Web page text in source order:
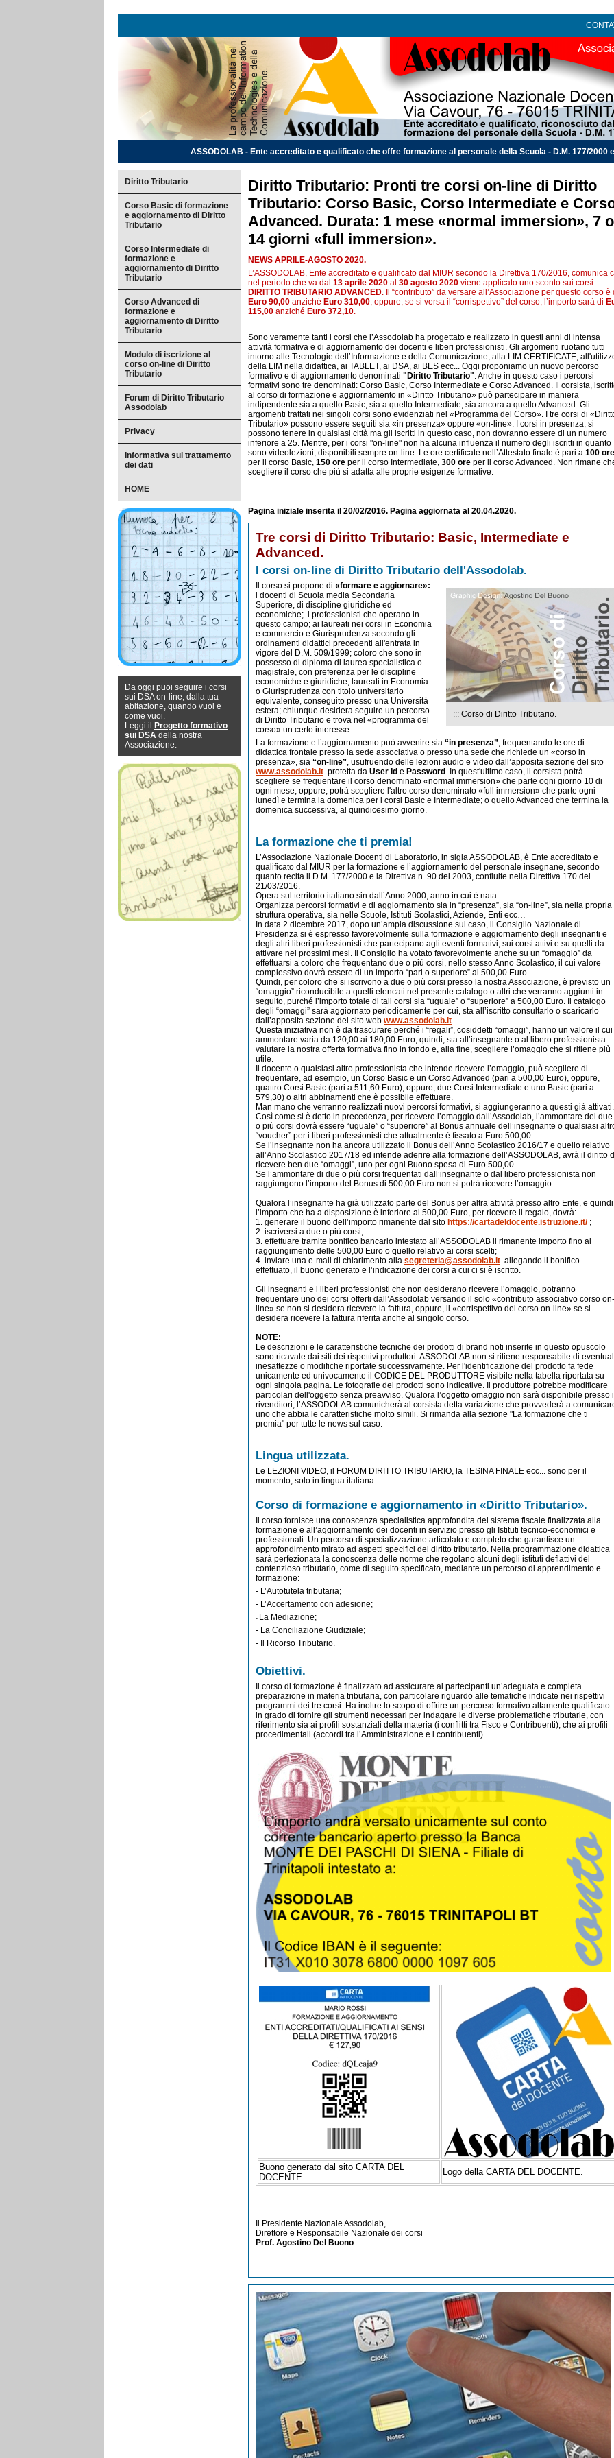
ASSODOLAB - Ente accreditato e qualificato che offre formazione al personale della Scuola - D.M. 177/2000
Diritto Tributario
Corso Basic di formazione
e aggiornamento di Diritto
Tributario
Corso Intermediate di
formazione e
aggiornamento di Diritto
Tributario
Corso Advanced di
formazione e
aggiornamento di Diritto
Tributario
Modulo di iscrizione al
corso on-line di Diritto
Tributario
Forum di Diritto Tributario
Assodolab
Privacy
Informativa sul trattamento
dei dati
HOME
Da oggi puoi seguire i corsi
sui DSA on-line, dalla tua
abitazione, quando vuoi e
come vuoi.
Leggi il
Progetto formativo
sui DSA della nostra
Associazione.
Diritto Tributario: Pronti tre corsi on-line di Diritto
Tributario: Corso Basic, Corso Intermediate e
Advanced. Durata: 1 mese «normal immersion», 7 o
14 giorni «full immersion».
NEWS APRILE-AGOSTO 2020.
L’ASSODOLAB, Ente accreditato e qualificato dal MIUR secondo la Direttiva 170/2016, comunica
nel periodo che va dal 13 aprile 2020 al 30 agosto 2020 viene applicato uno sconto sui corsi
DIRITTO TRIBUTARIO ADVANCED. Il “contributo” da versare all’Associazione per questo corso è
Euro 90,00 anziché Euro 310,00, oppure, se si versa il “corrispettivo” del corso, l’importo sarà di
115,00 anziché Euro 372,10.
Sono veramente tanti i corsi che l’Assodolab ha progettato e realizzato in questi anni di intensa
attività formativa e di aggiornamento dei docenti e liberi professionisti. Gli argomenti ruotano tutti
intorno alle Tecnologie dell’Informazione e della Comunicazione, alla LIM CERTIFICATE,
della LIM nella didattica, ai TABLET, ai DSA, ai BES ecc... Oggi proponiamo un nuovo percorso
formativo e di aggiornamento denominati "Diritto Tributario": Anche in questo caso i percorsi
formativi sono tre denominati: Corso Basic, Corso Intermediate e Corso Advanced. Il corsista,
al corso di formazione e aggiornamento in «Diritto Tributario» può partecipare in maniera
indipendente sia a quello Basic, sia a quello Intermediate, sia ancora a quello Advanced. Gli
argomenti trattati nei singoli corsi sono evidenziati nel «Programma del Corso». I tre corsi di
Tributario» possono essere seguiti sia «in presenza» oppure «on-line». I corsi in presenza, si
possono tenere in qualsiasi città ma gli iscritti in questo caso, non dovranno essere di un numero
inferiore a 25. Mentre, per i corsi "on-line" non ha alcuna influenza il numero degli iscritti in quanto
sono videolezioni, disponibili sempre on-line. Le ore certificate nell’Attestato finale è pari a 100 ore
per il corso Basic, 150 ore per il corso Intermediate, 300 ore per il corso Advanced. Non rimane
scegliere il corso che più si adatta alle proprie esigenze formative.
Pagina iniziale inserita il 20/02/2016. Pagina aggiornata al 20.04.2020.
Tre corsi di Diritto Tributario: Basic, Intermediate e
Advanced.
I corsi on-line di Diritto Tributario dell'Assodolab.
::: Corso di Diritto Tributario.
Il corso si propone di «formare e aggiornare»:
i docenti di Scuola media Secondaria
Superiore, di discipline giuridiche ed
economiche; i professionisti che operano in
questo campo; ai laureati nei corsi in Economia
e commercio e Giurisprudenza secondo gli
ordinamenti didattici precedenti all'entrata in
vigore del D.M. 509/1999; coloro che sono in
possesso di diploma di laurea specialistica o
magistrale, con preferenza per le discipline
economiche e giuridiche; laureati in Economia
o Giurisprudenza con titolo universitario
equivalente, conseguito presso una Università
estera; chiunque desidera seguire un percorso
di Diritto Tributario e trova nel «programma del
corso» un certo interesse.
La formazione e l’aggiornamento può avvenire sia “in presenza”, frequentando le ore di
didattica frontale presso la sede associativa o presso una sede che richiede un «corso in
presenza», sia “on-line”, usufruendo delle lezioni audio e video dall’apposita sezione del sito
www.assodolab.it protetta da User Id e Password . In quest'ultimo caso, il corsista potrà
scegliere se frequentare il corso denominato «normal immersion» che parte ogni giorno 10 di
ogni mese, oppure, potrà scegliere l'altro corso denominato «full immersion» che parte ogni
lunedì e termina la domenica per i corsi Basic e Intermediate; o quello Advanced che termina la
domenica successiva, al quindicesimo giorno.
La formazione che ti premia!
L’Associazione Nazionale Docenti di Laboratorio, in sigla ASSODOLAB, è Ente accreditato e
qualificato dal MIUR per la formazione e l’aggiornamento del personale insegnane, secondo
quanto recita il D.M. 177/2000 e la Direttiva n. 90 del 2003, confluite nella Direttiva 170 del
21/03/2016.
Opera sul territorio italiano sin dall’Anno 2000, anno in cui è nata.
Organizza percorsi formativi e di aggiornamento sia in “presenza”, sia “on-line”, sia nella propria
struttura operativa, sia nelle Scuole, Istituti Scolastici, Aziende, Enti ecc…
In data 2 dicembre 2017, dopo un’ampia discussione sul caso, il Consiglio Nazionale di
Presidenza si è espresso favorevolmente sulla formazione e aggiornamento degli insegnanti e
degli altri liberi professionisti che partecipano agli eventi formativi, sui corsi attivi e su quelli da
attivare nei prossimi mesi. Il Consiglio ha votato favorevolmente anche su un “omaggio” da
effettuarsi a coloro che frequentano due o più corsi, nello stesso Anno Scolastico, il cui valore
complessivo dovrà essere di un importo “pari o superiore” ai 500,00 Euro.
Quindi, per coloro che si iscrivono a due o più corsi presso la nostra Associazione, è previsto un
“omaggio” riconducibile a quelli elencati nel presente catalogo o altri che verranno aggiunti in
seguito, purché l’importo totale di tali corsi sia “uguale” o “superiore” a 500,00 Euro. Il catalogo
degli “omaggi” sarà aggiornato periodicamente per cui, sta all’iscritto consultarlo o scaricarlo
dall’apposita sezione del sito web www.assodolab.it .
Questa iniziativa non è da trascurare perché i “regali”, cosiddetti “omaggi”, hanno un valore il cui
ammontare varia da 120,00 ai 180,00 Euro, quindi, sta all’insegnante o al libero professionista
valutare la nostra offerta formativa fino in fondo e, alla fine, scegliere l’omaggio che si ritiene più
utile.
Il docente o qualsiasi altro professionista che intende ricevere l’omaggio, può scegliere di
frequentare, ad esempio, un Corso Basic e un Corso Advanced (pari a 500,00 Euro), oppure,
quattro Corsi Basic (pari a 511,60 Euro), oppure, due Corsi Intermediate e uno Basic (pari a
579,30) o altri abbinamenti che è possibile effettuare.
Man mano che verranno realizzati nuovi percorsi formativi, si aggiungeranno a questi già attivati.
Così come si è detto in precedenza, per ricevere l’omaggio dall’Assodolab, l’ammontare dei due
o più corsi dovrà essere “uguale” o “superiore” al Bonus annuale dell’insegnante o qualsiasi
“voucher” per i liberi professionisti che attualmente è fissato a Euro 500,00.
Se l’insegnante non ha ancora utilizzato il Bonus dell’Anno Scolastico 2016/17 e quello relativo
all’Anno Scolastico 2017/18 ed intende aderire alla formazione dell’ASSODOLAB, avrà il diritto
ricevere ben due “omaggi”, uno per ogni Buono spesa di Euro 500,00.
Se l’ammontare di due o più corsi frequentati dall’insegnante o dal libero professionista non
raggiungono l’importo del Bonus di 500,00 Euro non si potrà ricevere l’omaggio.
Qualora l’insegnante ha già utilizzato parte del Bonus per altra attività presso altro Ente, e quindi
l’importo che ha a disposizione è inferiore ai 500,00 Euro, per ricevere il regalo, dovrà:
1. generare il buono dell’importo rimanente dal sito https://cartadeldocente.istruzione.it/;
2. iscriversi a due o più corsi;
3. effettuare tramite bonifico bancario intestato all’ASSODOLAB il rimanente importo fino al
raggiungimento delle 500,00 Euro o quello relativo ai corsi scelti;
4. inviare una e-mail di chiarimento alla segreteria@assodolab.it allegando il bonifico
effettuato, il buono generato e l’indicazione dei corsi a cui ci si è iscritto.
Gli insegnanti e i liberi professionisti che non desiderano ricevere l’omaggio, potranno
frequentare uno dei corsi offerti dall’Assodolab versando il solo «contributo associativo corso on-
line» se non si desidera ricevere la fattura, oppure, il «corrispettivo del corso on-line» se si
desidera ricevere la fattura riferita anche al singolo corso.
NOTE:
Le descrizioni e le caratteristiche tecniche dei prodotti di brand noti inserite in questo opuscolo
sono ricavate dai siti dei rispettivi produttori. ASSODOLAB non si ritiene responsabile di
inesattezze o modifiche riportate successivamente. Per l'identificazione del prodotto fa fede
unicamente ed univocamente il CODICE DEL PRODUTTORE visibile nella tabella riportata su
ogni singola pagina. Le fotografie dei prodotti sono indicative. Il produttore potrebbe modificare
particolari dell'oggetto senza preavviso. Qualora l’oggetto omaggio non sarà disponibile presso i
rivenditori, l’ASSODOLAB comunicherà al corsista detta variazione che provvederà a
uno che abbia le caratteristiche molto simili. Si rimanda alla sezione "La formazione che ti
premia" per tutte le news sul caso.
Lingua utilizzata.
Le LEZIONI VIDEO, il FORUM DIRITTO TRIBUTARIO, la TESINA FINALE ecc... sono per il
momento, solo in lingua italiana.
Corso di formazione e aggiornamento in «Diritto Tributario».
Il corso fornisce una conoscenza specialistica approfondita del sistema fiscale finalizzata alla
formazione e all’aggiornamento dei docenti in servizio presso gli Istituti tecnico-economici e
professionali. Un percorso di specializzazione articolato e completo che garantisce un
approfondimento mirato ad aspetti specifici del diritto tributario. Nella programmazione didattica
sarà perfezionata la conoscenza delle norme che regolano alcuni degli istituti deflattivi del
contenzioso tributario, come di seguito specificato, mediante un percorso di apprendimento e
formazione:
- L’Autotutela tributaria;
- L’Accertamento con adesione;
- La Mediazione;
- La Conciliazione Giudiziale;
- Il Ricorso Tributario.
Obiettivi.
Il corso di formazione è finalizzato ad assicurare ai partecipanti un’adeguata e completa
preparazione in materia tributaria, con particolare riguardo alle tematiche indicate nei rispettivi
programmi dei tre corsi. Ha inoltre lo scopo di offrire un percorso formativo altamente qualificato
in grado di fornire gli strumenti necessari per indagare le diverse problematiche tributarie, con
riferimento sia ai profili sostanziali della materia (i conflitti tra Fisco e Contribuenti), che ai profili
procedimentali (accordi tra l’Amministrazione e i contribuenti).
Buono generato dal sito CARTA DEL
DOCENTE.
Logo della CARTA DEL DOCENTE.
Il Presidente Nazionale Assodolab,
Direttore e Responsabile Nazionale dei corsi
Prof. Agostino Del Buono